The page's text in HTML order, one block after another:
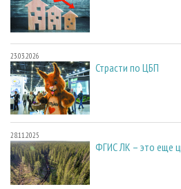
23.03.2026
Страсти по ЦБП
28.11.2025
ФГИС ЛК – это еще